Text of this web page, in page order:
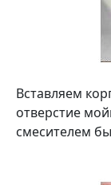
Вставляем
отверстие
смесителем